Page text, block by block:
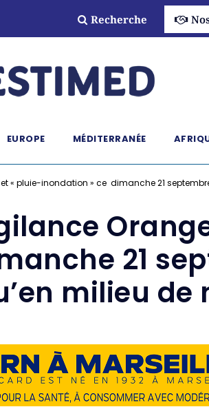
Recherche
EUROPE MÉDITERRANÉE
« pluie-inondation » ce dimanche 21
21
milieu de